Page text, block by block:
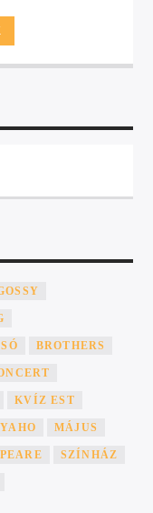
BROTHERS
KVÍZ EST
MÁJUS
SZÍNHÁZ